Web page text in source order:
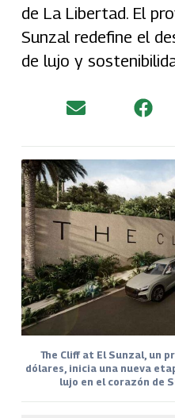
de La Libertad. El
Sunzal redefine el
de lujo y
The Cliff at El Sunzal, un
dólares, inicia una nueva
lujo en el corazón de